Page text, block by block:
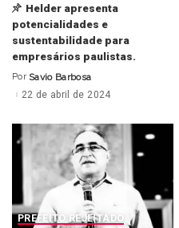
Helder apresenta
potencialidades e
sustentabilidade para
empresários paulistas.
Posted
by
Por Savio Barbosa
22 de abril de 2024
PREFEITO REJEITADO